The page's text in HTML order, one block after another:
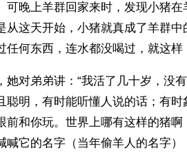
可晚上羊群回家来时，发现小猪
从这天开始，小猪就真成了羊群
何东西，连水都没喝过，就这样
对弟弟讲：“我活了几十岁，没
聪明，有时能听懂人说的话；有
前和你玩。世界上哪有这样的猪
喊它的名字（当年偷羊人的名字）